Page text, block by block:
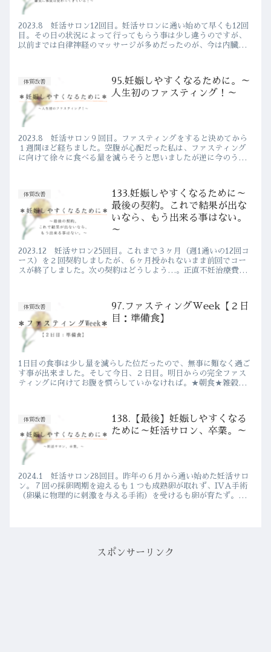
2023.8 妊活サロン12回目。妊活サロンに通い始めて早くも12回
目。その日の状況によって行ってもらう事は少し違うのですが、
以前までは自律神経のマッサージが多めだったのが、今は内臓整
体質改善
95.妊娠しやすくなるために。～
人生初のファスティング！～
2023.8 妊活サロン９回目。ファスティングをすると決めてから
１週間ほど経ちました。空腹が心配だった私は、ファスティング
に向けて徐々に食べる量を減らそうと思いましたが逆に今のうち
体質改善
133.妊娠しやすくなるために～
最後の契約。これで結果が出な
いなら、もう出来る事はない。
～
2023.12 妊活サロン25回目。これまで３ヶ月（週1通いの12回コ
ース）を２回契約しましたが、６ヶ月授かれないまま前回でコー
スが終了しました。次の契約はどうしよう…。正直不妊治療費よ
体質改善
97.ファスティングWeek【２日
目：準備食】
1日目の食事は少し量を減らした位だったので、無事に難なく過ご
す事が出来ました。そして今日、２日目。明日からの完全ファス
ティングに向けてお腹を慣らしていかなければ。★朝食★雑穀米
体質改善
138.【最後】妊娠しやすくなる
ために～妊活サロン、卒業。～
2024.1 妊活サロン28回目。昨年の６月から通い始めた妊活サロ
ン。７回の採卵周期を迎えるも１つも成熟卵が取れず、IVA手術
（卵巣に物理的に刺激を与える手術）を受けるも卵が育たず。ど
スポンサーリンク